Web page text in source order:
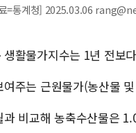
료=통계청] 2025.03.06
활물가지수는 1년 전보
주는 근원물가(농산물
비교해 농축수산물은